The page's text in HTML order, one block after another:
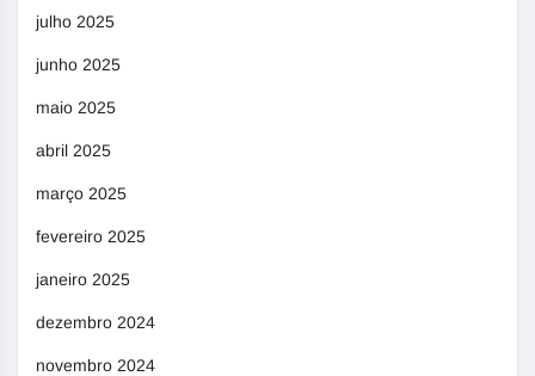
julho 2025
junho 2025
maio 2025
abril 2025
março 2025
fevereiro 2025
janeiro 2025
dezembro 2024
novembro 2024